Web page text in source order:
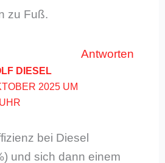
zu Fuß.
Antworten
DIESEL
2025 UM
bei Diesel
und sich dann einem